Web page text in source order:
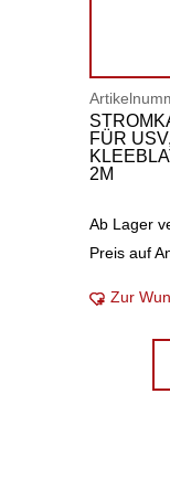
FÜR
2M
Ab Lager
Preis auf
Zur